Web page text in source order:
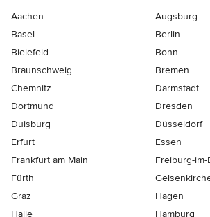
Aachen
Augsburg
Basel
Berlin
Bielefeld
Bonn
Braunschweig
Bremen
Chemnitz
Darmstadt
Dortmund
Dresden
Duisburg
Düsseldorf
Erfurt
Essen
Frankfurt am Main
Freiburg-im-
Fürth
Graz
Hagen
Halle
Hamburg